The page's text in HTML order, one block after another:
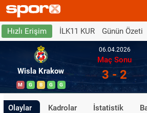
Hızlı Erişim İLK11 KUR Günün Özeti
Wisla Krakow
M G B G G
06.04.2026
Maç Sonu
3 - 2
Olaylar Kadrolar İstatistik